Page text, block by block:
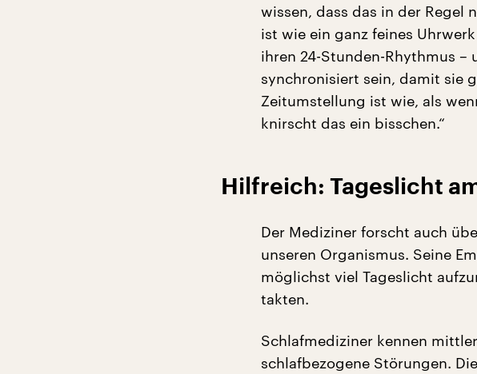
wissen, dass das in der Regel
ist wie ein ganz feines
ihren 24-Stunden-Rhythmus
synchronisiert sein, damit sie
Zeitumstellung ist wie, als
knirscht das ein bisschen.“
Hilfreich: Tageslicht
Der Mediziner forscht auch
unseren Organismus. Seine
möglichst viel Tageslicht
takten.
Schlafmediziner kennen
schlafbezogene Störungen.